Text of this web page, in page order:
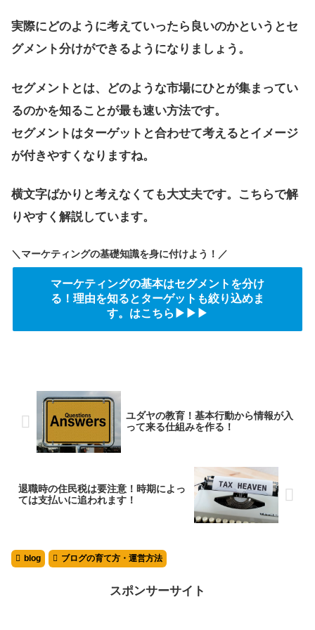
実際にどのように考えていったら良いのかというとセ
グメント分けができるようになりましょう。
セグメントとは、どのような市場にひとが集まってい
るのかを知ることが最も速い方法です。
セグメントはターゲットと合わせて考えるとイメージ
が付きやすくなりますね。
横文字ばかりと考えなくても大丈夫です。こちらで解
りやすく解説しています。
＼マーケティングの基礎知識を身に付けよう！／
マーケティングの基本はセグメントを分け
る！理由を知るとターゲットも絞り込めま
す。はこちら▶▶▶
ユダヤの教育！基本行動から情報が入
って来る仕組みを作る！
退職時の住民税は要注意！時期によっ
ては支払いに追われます！
blog ブログの育て方・運営方法
スポンサーサイト